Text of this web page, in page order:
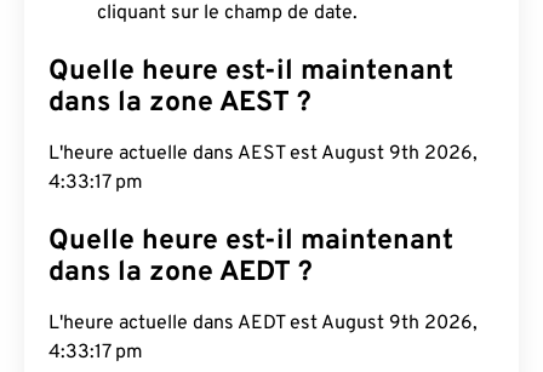
cliquant sur le champ de date.
Quelle heure est-il maintenant
dans la zone AEST ?
L'heure actuelle dans AEST est August 9th 2026,
4:33:18 pm
Quelle heure est-il maintenant
dans la zone AEDT ?
L'heure actuelle dans AEDT est August 9th 2026,
4:33:18 pm